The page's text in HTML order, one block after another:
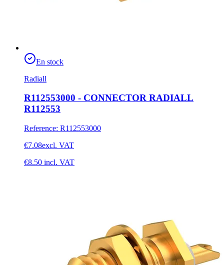
En stock
Radiall
R112553000 - CONNECTOR RADIALL
R112553
Reference: R112553000
€7.08excl. VAT
€8.50 incl. VAT